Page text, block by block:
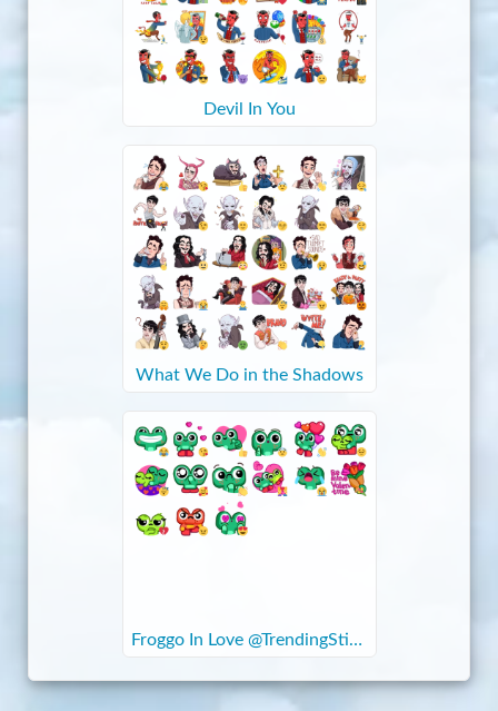
Devil In You
What We Do in the Shadows
Froggo In Love @TrendingStick